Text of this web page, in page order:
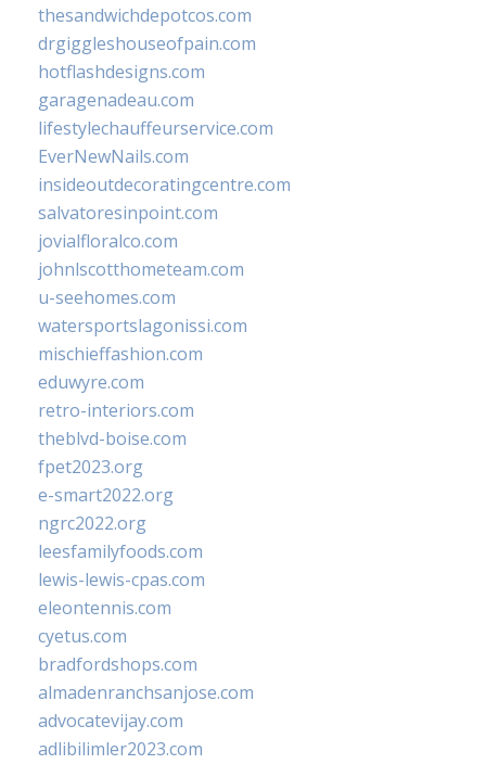
thesandwichdepotcos.com
drgiggleshouseofpain.com
hotflashdesigns.com
garagenadeau.com
lifestylechauffeurservice.com
EverNewNails.com
insideoutdecoratingcentre.com
salvatoresinpoint.com
jovialfloralco.com
johnlscotthometeam.com
u-seehomes.com
watersportslagonissi.com
mischieffashion.com
eduwyre.com
retro-interiors.com
theblvd-boise.com
fpet2023.org
e-smart2022.org
ngrc2022.org
leesfamilyfoods.com
lewis-lewis-cpas.com
eleontennis.com
cyetus.com
bradfordshops.com
almadenranchsanjose.com
advocatevijay.com
adlibilimler2023.com